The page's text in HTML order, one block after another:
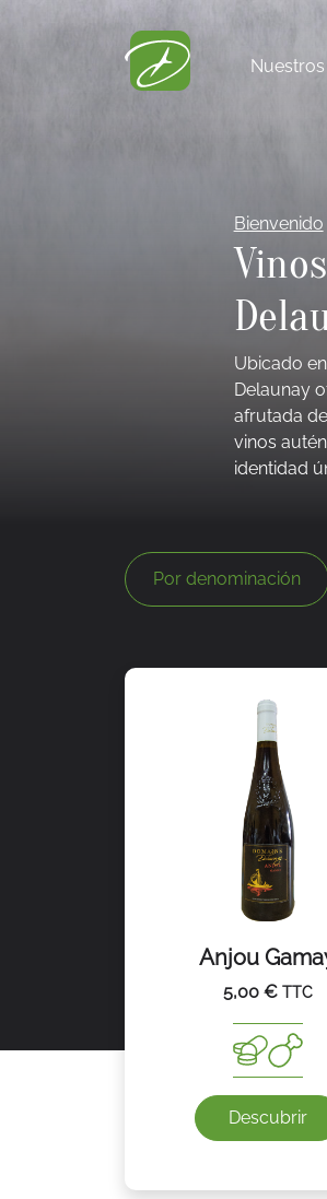
Bienvenido
Ubicado
Delaunay
afrutada
vinos
identidad
Por denominación
Anjou
5,00 € TTC
Descubrir